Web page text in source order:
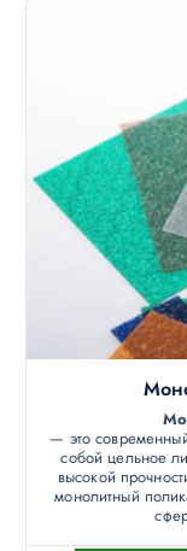
— это
собой цельное
высокой
монолитный